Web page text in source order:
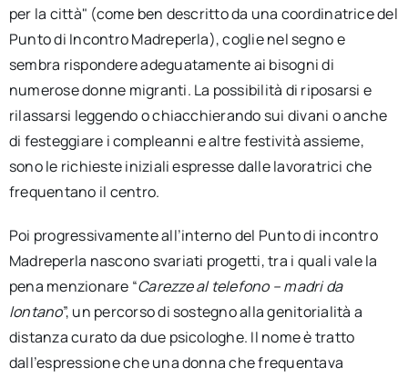
per la città" (come ben descritto da una coordinatrice del
Punto di Incontro Madreperla), coglie nel segno e
sembra rispondere adeguatamente ai bisogni di
numerose donne migranti. La possibilità di riposarsi e
rilassarsi leggendo o chiacchierando sui divani o anche
di festeggiare i compleanni e altre festività assieme,
sono le richieste iniziali espresse dalle lavoratrici che
frequentano il centro.
Poi progressivamente all’interno del Punto di incontro
Madreperla nascono svariati progetti, tra i quali vale la
pena menzionare “Carezze al telefono – madri da
lontano”, un percorso di sostegno alla genitorialità a
distanza curato da due psicologhe. Il nome è tratto
dall’espressione che una donna che frequentava